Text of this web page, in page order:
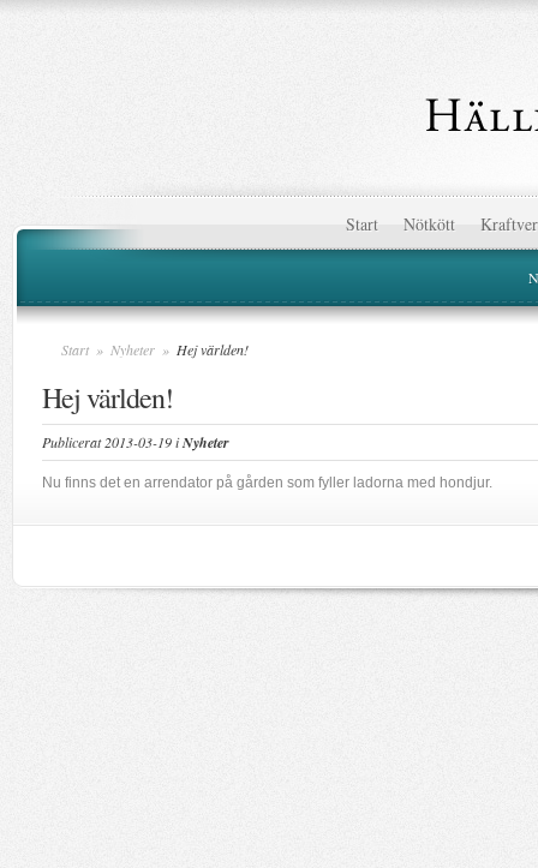
Start Nötkött
Start » Nyheter » Hej världen!
Hej världen!
Publicerat 2013-03-19 iNyheter
Nu finns det en arrendator på gården som fyller ladorna med hondjur.